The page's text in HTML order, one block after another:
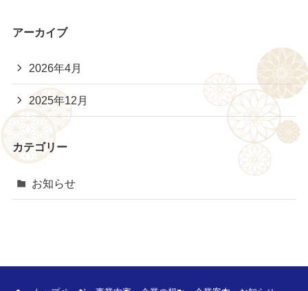
アーカイブ
2026年4月
2025年12月
カテゴリー
お知らせ